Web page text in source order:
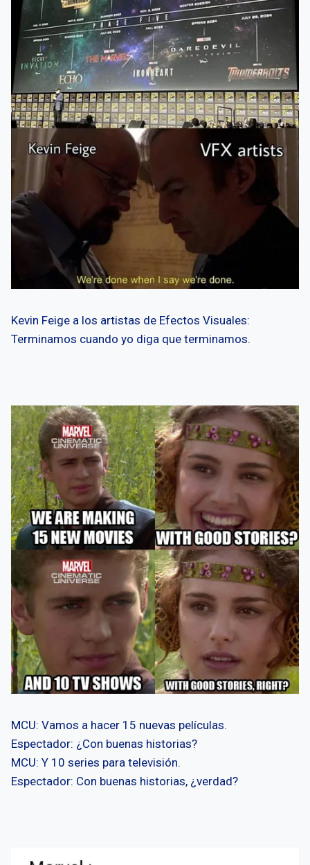
Kevin Feige a los artistas de Efectos Visuales:
Terminamos cuando yo diga que terminamos.
MCU: Vamos a hacer 15 nuevas películas.
Espectador: ¿Con buenas historias?
MCU: Y 10 series para televisión.
Espectador: Con buenas historias, ¿verdad?